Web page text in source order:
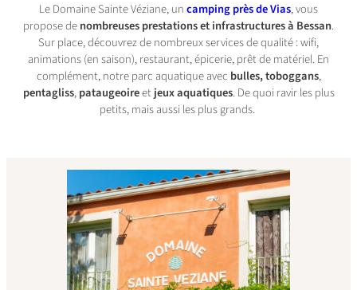
Le Domaine Sainte Véziane, uncamping près de Vias, vous
propose denombreuses prestations et infrastructures à Bessan.
Sur place, découvrez de nombreux services de qualité : wifi,
animations (en saison), restaurant, épicerie, prêt de matériel. En
complément, notre parc aquatique avec bulles,toboggans,
pentagliss,pataugeoireetjeux aquatiques. De quoi ravir les plus
petits, mais aussi les plus grands.